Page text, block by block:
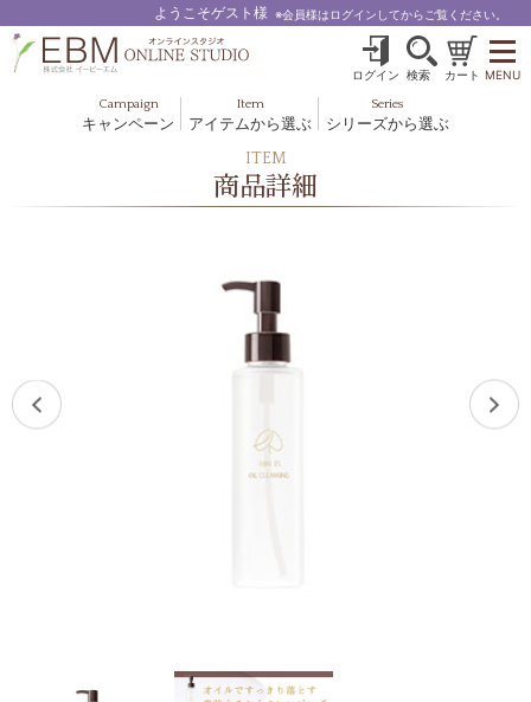
ようこそゲスト様 ※会員様はログインしてからご覧ください。
ログイン 検索 カート
Campaign
キャンペーン
Item
アイテムから選ぶ
健美食品
Series
シリーズから選ぶ
ブルームオーラ.
ナチュラルバイブレーション.28
アクアイーズ
マザーズエンブレイス
MENU
ITEM
商品詳細